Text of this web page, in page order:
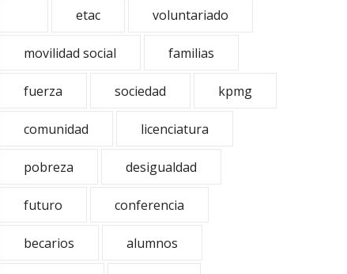
etac voluntariado
movilidad social familias
fuerza sociedad kpmg
comunidad licenciatura
pobreza desigualdad
futuro conferencia
becarios alumnos